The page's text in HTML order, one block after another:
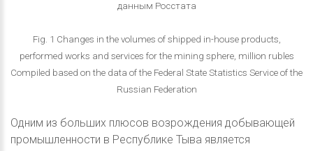
данным Росстата
Fig. 1 Changes in the volumes of shipped in-house products,
performed works and services for the mining sphere, million rubles
Compiled based on the data of the Federal State Statistics Service of the
Russian Federation
Одним из больших плюсов возрождения добывающей
промышленности в Республике Тыва является